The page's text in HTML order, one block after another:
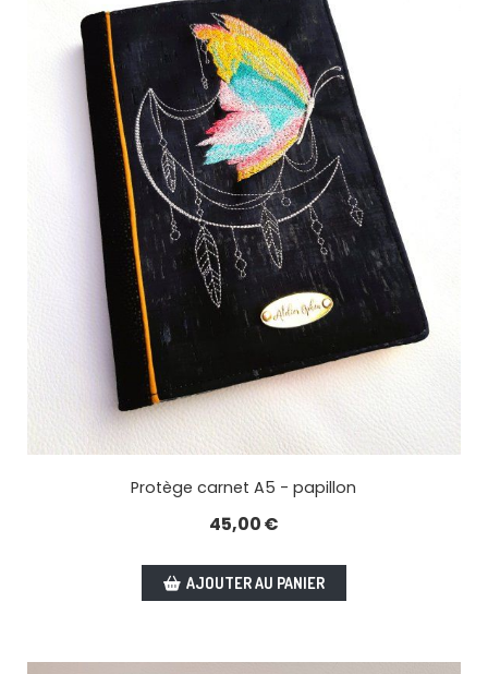
Protège carnet A5 - papillon
45,00€
AJOUTER AU PANIER